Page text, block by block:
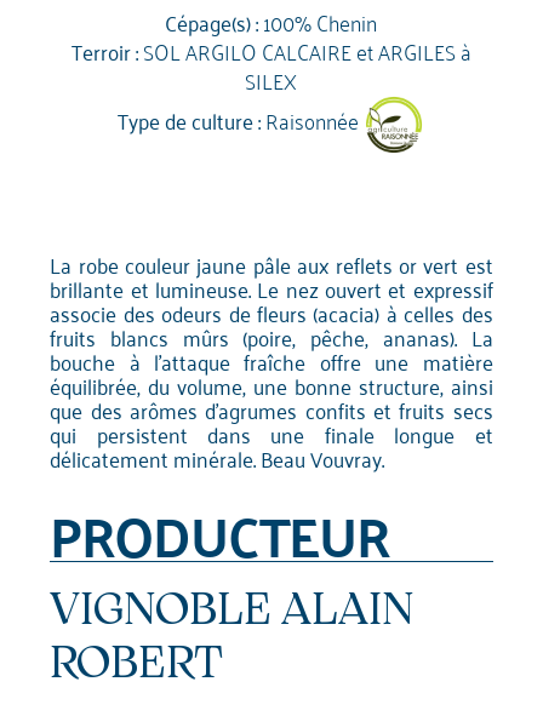
Cépage(s) :100% Chenin
Terroir :SOL ARGILO CALCAIRE et ARGILES à
SILEX
Type de culture :Raisonnée
La robe couleur jaune pâle aux reflets or vert est
brillante et lumineuse. Le nez ouvert et expressif
associe des odeurs de fleurs (acacia) à celles des
fruits blancs mûrs (poire, pêche, ananas). La
bouche à l'attaque fraîche offre une matière
équilibrée, du volume, une bonne structure, ainsi
que des arômes d'agrumes confits et fruits secs
qui persistent dans une finale longue et
délicatement minérale. Beau Vouvray.
PRODUCTEUR
VIGNOBLE ALAIN
ROBERT